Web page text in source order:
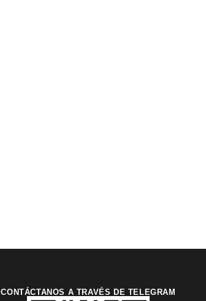
CONTÁCTANOS A TRAVÉS DE TELEGRAM